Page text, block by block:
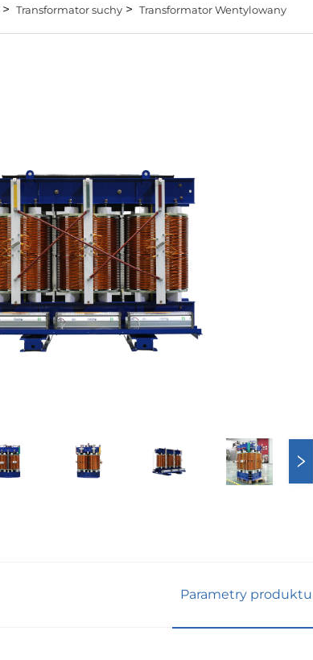
> Transformator suchy > Transformator Wentylowany
Parametry produktu